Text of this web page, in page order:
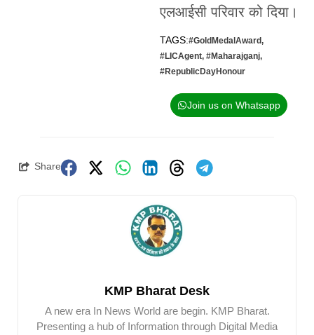
एलआईसी परिवार को दिया।
TAGS:#GoldMedalAward,
#LICAgent, #Maharajganj,
#RepublicDayHonour
Join us on Whatsapp
Share
KMP Bharat Desk
A new era In News World are begin. KMP Bharat.
Presenting a hub of Information through Digital Media